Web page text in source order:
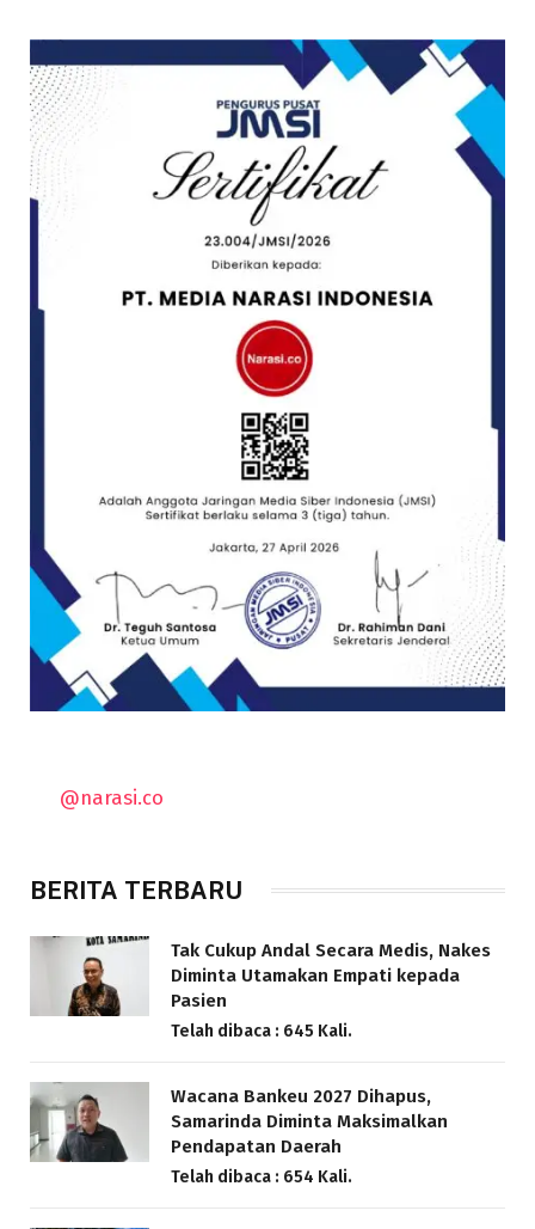
@narasi.co
BERITA TERBARU
Tak Cukup Andal Secara Medis, Nakes
Diminta Utamakan Empati kepada
Pasien
Telah dibaca : 645 Kali.
Wacana Bankeu 2027 Dihapus,
Samarinda Diminta Maksimalkan
Pendapatan Daerah
Telah dibaca : 654 Kali.